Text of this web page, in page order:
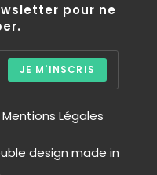
pour ne
JE M'INSCRIS
Mentions Légales
design made in